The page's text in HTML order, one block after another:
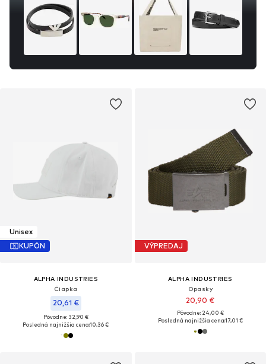
Unisex
KUPÓN
ALPHA INDUSTRIES
Čiapka
20,61 €
Pôvodne: 32,90 €
Posledná najnižšia cena:10,36 €
VÝPREDAJ
ALPHA INDUSTRIES
Opasky
20,90 €
Pôvodne: 24,00 €
Posledná najnižšia cena:17,01 €